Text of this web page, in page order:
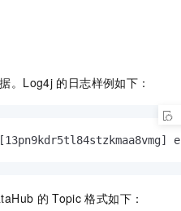
。Log4j 的日志样例如下：
的 Topic 格式如下：